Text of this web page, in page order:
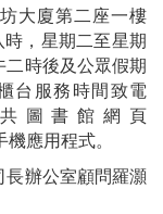
大廈第二座一樓
，星期二至星期
時後及公眾假期
台服務時間致電
圖書館網頁
應用程式。
辦公室顧問羅灝